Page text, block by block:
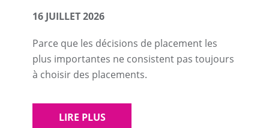
16 JUILLET 2026
Parce que les décisions de placement les
plus importantes ne consistent pas toujours
à choisir des placements.
LIRE PLUS